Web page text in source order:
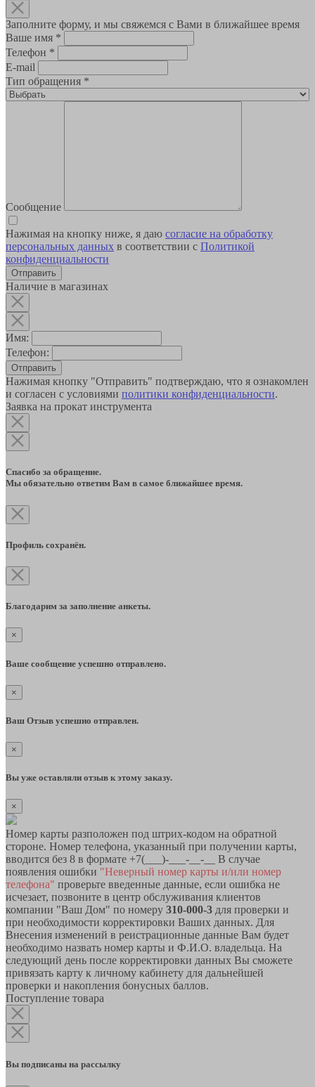
Заполните форму, и мы свяжемся с Вами в ближайшее время
Ваше имя *
Телефон *
E-mail
Тип обращения *
Сообщение
Нажимая на кнопку ниже, я даю согласие на обработку
персональных данных в соответствии с Политикой
конфиденциальности
Наличие в магазинах
Имя:
Телефон:
Отправить
Нажимая кнопку "Отправить" подтверждаю, что я ознакомлен
и согласен с условиями политики конфиденциальности.
Заявка на прокат инструмента
Спасибо за обращение.
Мы обязательно ответим Вам в самое ближайшее время.
Профиль сохранён.
Благодарим за заполнение анкеты.
×
Ваше сообщение успешно отправлено.
×
Ваш Отзыв успешно отправлен.
×
Вы уже оставляли отзыв к этому заказу.
×
Номер карты разположен под штрих-кодом на обратной
стороне. Номер телефона, указанный при получении карты,
вводится без 8 в формате +7(___)-___-__-__ В случае
появления ошибки "Неверный номер карты и/или номер
телефона" проверьте введенные данные, если ошибка не
исчезает, позвоните в центр обслуживания клиентов
компании "Ваш Дом" по номеру 310-000-3 для проверки и
при необходимости корректировки Ваших данных. Для
Внесения изменений в реистрационные данные Вам будет
необходимо назвать номер карты и Ф.И.О. владельца. На
следующий день после корректировки данных Вы сможете
привязать карту к личному кабинету для дальнейшей
проверки и накопления бонусных баллов.
Поступление товара
Вы подписаны на рассылку